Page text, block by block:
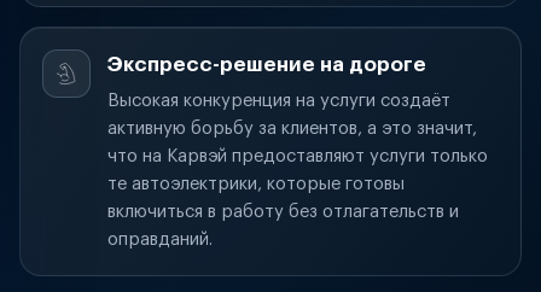
Экспресс-решение на дороге
Высокая конкуренция на услуги создаёт
активную борьбу за клиентов, а это значит,
что на Карвэй предоставляют услуги только
те автоэлектрики, которые готовы
включиться в работу без отлагательств и
оправданий.